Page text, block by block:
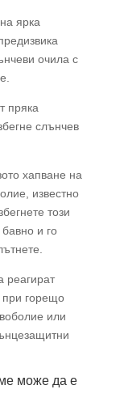
ярка
очила с
пряка
слънчев
хапване на
известно
този
и го
реагират
при горещо
или
може да е